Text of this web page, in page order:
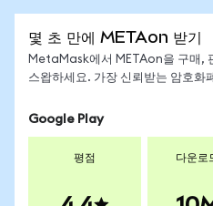
몇 초 만에 METAon 받기
MetaMask에서 METAon을 구매,
스왑하세요. 가장 신뢰받는 암호화
Google Play
평점 다운로